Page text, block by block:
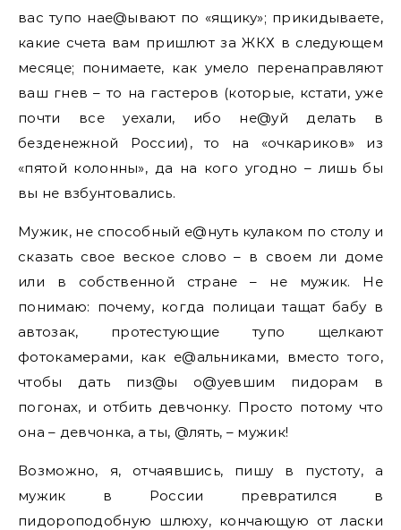
вас тупо нае@ывают по «ящику»; прикидываете,
какие счета вам пришлют за ЖКХ в следующем
месяце; понимаете, как умело перенаправляют
ваш гнев – то на гастеров (которые, кстати, уже
почти все уехали, ибо не@уй делать в
безденежной России), то на «очкариков» из
«пятой колонны», да на кого угодно – лишь бы
вы не взбунтовались.
Мужик, не способный е@нуть кулаком по столу и
сказать свое веское слово – в своем ли доме
или в собственной стране – не мужик. Не
понимаю: почему, когда полицаи тащат бабу в
автозак, протестующие тупо щелкают
фотокамерами, как е@альниками, вместо того,
чтобы дать пиз@ы о@уевшим пидорам в
погонах, и отбить девчонку. Просто потому что
она – девчонка, а ты, @лять, – мужик!
Возможно, я, отчаявшись, пишу в пустоту, а
мужик в России превратился в
пидороподобную шлюху, кончающую от ласки